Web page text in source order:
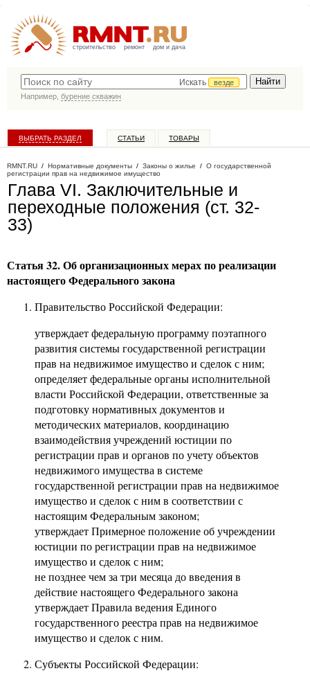
строительство ремонт дом и дача
Искать
везде
Например, бурение скважин
ВЫБРАТЬ РАЗДЕЛ СТАТЬИ ТОВАРЫ
RMNT.RU / Нормативные документы / Законы о жилье / О государственной
регистрации прав на недвижимое имущество
Глава VI. Заключительные и
переходные положения (ст. 32-
33)
Статья 32. Об организационных мерах по реализации
настоящего Федерального закона
Правительство Российской Федерации:
утверждает федеральную программу поэтапного
развития системы государственной регистрации
прав на недвижимое имущество и сделок с ним;
определяет федеральные органы исполнительной
власти Российской Федерации, ответственные за
подготовку нормативных документов и
методических материалов, координацию
взаимодействия учреждений юстиции по
регистрации прав и органов по учету объектов
недвижимого имущества в системе
государственной регистрации прав на недвижимое
имущество и сделок с ним в соответствии с
настоящим Федеральным законом;
утверждает Примерное положение об учреждении
юстиции по регистрации прав на недвижимое
имущество и сделок с ним;
не позднее чем за три месяца до введения в
действие настоящего Федерального закона
утверждает Правила ведения Единого
государственного реестра прав на недвижимое
имущество и сделок с ним.
Субъекты Российской Федерации: